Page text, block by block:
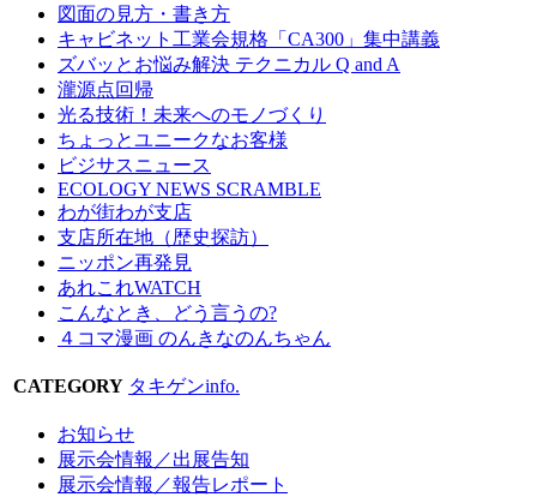
図面の見方・書き方
キャビネット工業会規格「CA300」集中講義
ズバッとお悩み解決 テクニカル Q and A
瀧源点回帰
光る技術！未来へのモノづくり
ちょっとユニークなお客様
ビジサスニュース
ECOLOGY NEWS SCRAMBLE
わが街わが支店
支店所在地（歴史探訪）
ニッポン再発見
あれこれWATCH
こんなとき、どう言うの?
４コマ漫画 のんきなのんちゃん
CATEGORY タキゲンinfo.
お知らせ
展示会情報／出展告知
展示会情報／報告レポート